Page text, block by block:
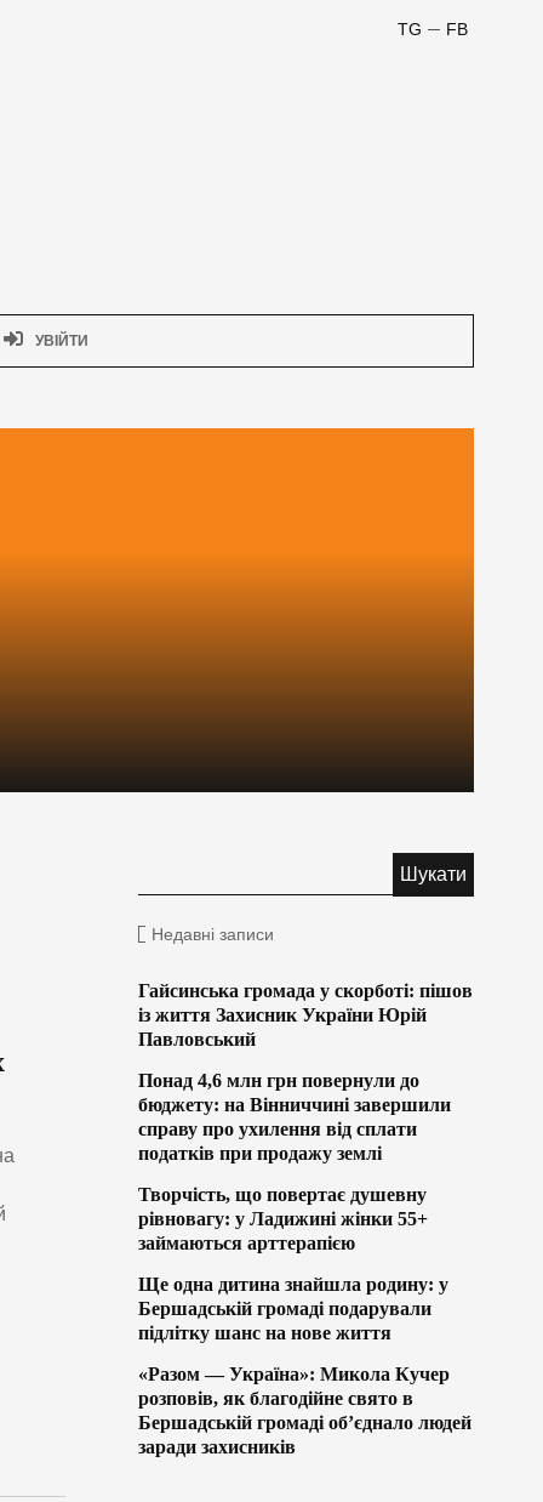
FB
TG
УВІЙТИ
Недавні записи
Гайсинська громада у скорботі: пішов
із життя Захисник України Юрій
Павловський
Понад 4,6 млн грн повернули до
бюджету: на Вінниччині завершили
справу про ухилення від сплати
податків при продажу землі
Творчість, що повертає душевну
рівновагу: у Ладижині жінки 55+
займаються арттерапією
Ще одна дитина знайшла родину: у
Бершадській громаді подарували
підлітку шанс на нове життя
«Разом — Україна»: Микола Кучер
розповів, як благодійне свято в
Бершадській громаді об’єднало людей
заради захисників